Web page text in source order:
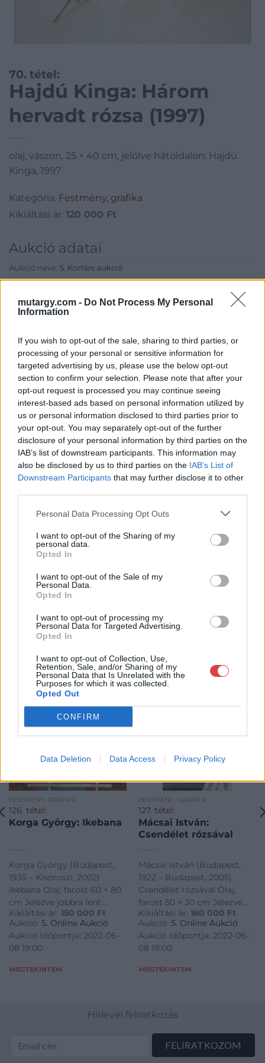
mutargy.com - Do Not Process My Personal
Information
If you wish to opt-out of the sale, sharing to third parties, or
processing of your personal or sensitive information for
targeted advertising by us, please use the below opt-out
section to confirm your selection. Please note that after your
opt-out request is processed you may continue seeing
interest-based ads based on personal information utilized by
us or personal information disclosed to third parties prior to
your opt-out. You may separately opt-out of the further
disclosure of your personal information by third parties on the
IAB’s list of downstream participants. This information may
also be disclosed by us to third parties on the IAB’s List of
Downstream Participants that may further disclose it to other
Personal Data Processing Opt Outs
I want to opt-out of the Sharing of my
personal data.
Opted In
I want to opt-out of the Sale of my
Personal Data.
Opted In
I want to opt-out of processing my
Personal Data for Targeted Advertising.
Opted In
I want to opt-out of Collection, Use,
Retention, Sale, and/or Sharing of my
Personal Data that Is Unrelated with the
Purposes for which it was collected.
Opted Out
CONFIRM
Data Deletion Data Access Privacy Policy
70. tétel:
Hajdú Kinga: Három
hervadt rózsa (1997)
olaj, vászon, 25 × 40 cm, jelölve hátoldalon: Hajdú
Kinga, 1997
Kategória: Festmény, grafika
Kikiáltási ár: 120 000 Ft
Aukció adatai
Aukció neve: 5. Kortárs aukció
Aukció ideje: 18:00
Tételszám: 70
Eladó adatai
Eladó: Virág Judit Galéria
Cím: Nemes Zsófia
Mű-Terem Galéria Kft.
1055 Budapest, Falk Miksa u. 30
Telefon: 36-1-312-2071, 269-4681 269-4681
Weboldal:http://www.viragjuditgaleria.hu
Bemutatkozás: Kiemelkedő kvalitású 19. és 20. századi magyar
aukcionálása. Exkluzív aukciók évente 3 alkalommal.
GALÉRIA TOVÁBBI MŰTÁRGYAI
KAPCSOLÓDÓ MŰTÁRGYAK
FESTMÉNY, GRAFIKA
126. tétel:
Korga György: Ikebana
Korga György (Budapest,
1935 – Kisoroszi, 2002)
Ikebana Olaj, farost 60 × 80
cm Jelezve jobbra lent:
Korga
Kikiáltási ár: 150 000 Ft
Aukció: 5. Online Aukció
Aukció időpontja: 2022-06-
08 19:00
MEGTEKINTEM
FESTMÉNY, GRAFIKA
127. tétel:
Mácsai István:
Csendélet rózsával
Mácsai István (Budapest,
1922 – Budapest, 2005)
Csendélet rózsával Olaj,
farost 50 × 30 cm Jelezve
balra lent: Mácsai
Kikiáltási ár: 180 000 Ft
Aukció: 5. Online Aukció
Aukció időpontja: 2022-06-
08 19:00
MEGTEKINTEM
Hírlevél feliratkozás